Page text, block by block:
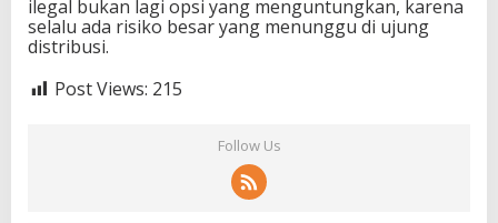
ilegal bukan lagi opsi yang menguntungkan, karena
selalu ada risiko besar yang menunggu di ujung
distribusi.
Post Views: 215
Follow Us